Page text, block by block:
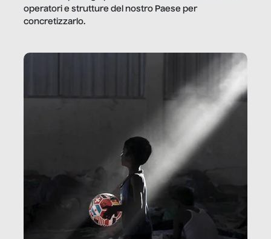
operatori e strutture del nostro Paese per
concretizzarlo.